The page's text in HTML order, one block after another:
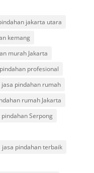
jakarta utara
kemang
murah Jakarta
profesional
jasa pindahan rumah
rumah Jakarta
pindahan Serpong
jasa pindahan terbaik